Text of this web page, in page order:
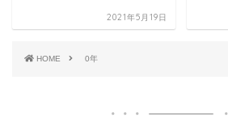
2021年5月19日
HOME 0年